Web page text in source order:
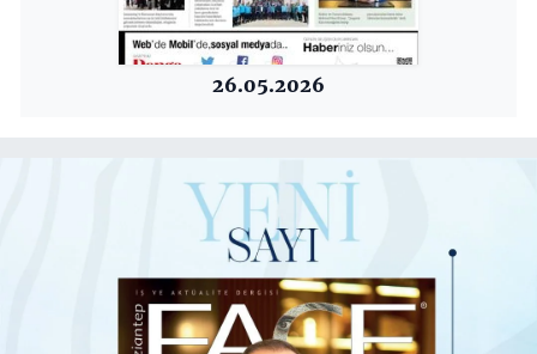
26.05.2026